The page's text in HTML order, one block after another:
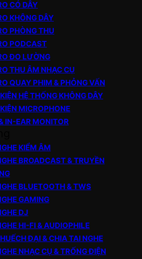
CÓ DÂY
KHÔNG DÂY
PHÒNG THU
PODCAST
ĐO LƯỜNG
THU ÂM NHẠC CỤ
QUAY PHIM & PHỎNG VẤN
HỆ THỐNG KHÔNG DÂY
MICROPHONE
IN-EAR MONITOR
KIỂM ÂM
BROADCAST & TRUYỀN
BLUETOOTH & TWS
GAMING
DJ
HI-FI & AUDIOPHILE
ĐẠI & CHIA TAI NGHE
NHẠC CỤ & TRỐNG ĐIỆN